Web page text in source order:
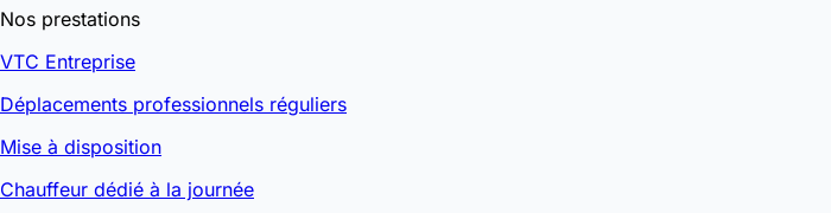
Nos prestations
VTC Entreprise
Déplacements professionnels réguliers
Mise à disposition
Chauffeur dédié à la journée